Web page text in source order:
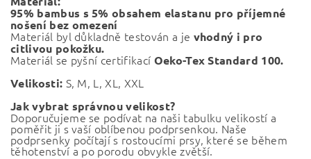
95% bambus s 5% obsahem elastanu pro příjemné
nošení bez omezení
Materiál byl důkladně testován a je vhodný i pro
citlivou pokožku.
Materiál se pyšní certifikací Oeko-Tex Standard 100.
Velikosti: S, M, L, XL, XXL
Jak vybrat správnou velikost?
Doporučujeme se podívat na naši tabulku velikostí a
poměřit ji s vaší oblíbenou podprsenkou. Naše
podprsenky počítají s rostoucími prsy, které se během
těhotenství a po porodu obvykle zvětší.